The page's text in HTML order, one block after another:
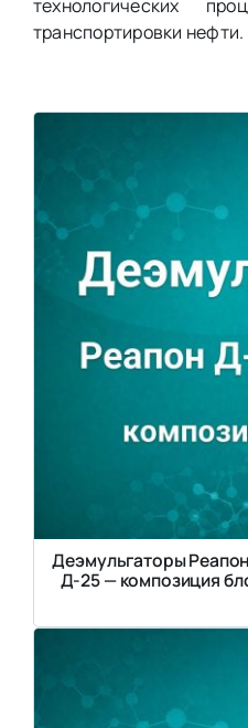
технологических
транспортировки нефти.
Деэмульгаторы
Д-25 — композиция